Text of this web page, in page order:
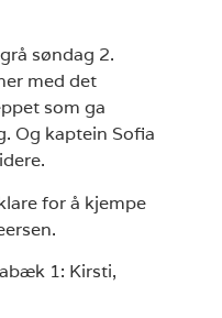
søndag 2.
med det
som ga
Og kaptein Sofia
for å kjempe
1: Kirsti,